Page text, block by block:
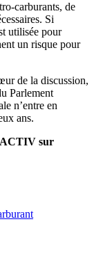
carburants, de
Si
utilisée pour
un risque pour
de la discussion,
Parlement
n’entre en
ans.
sur